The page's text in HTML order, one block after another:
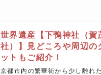
世界遺産【下鴨神社（賀
社）】見どころや周辺の
ットもご紹介！
京都市内の繁華街から少し離れ